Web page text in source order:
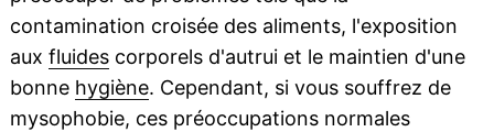
contamination croisée des aliments, l'exposition
aux fluidescorporels d'autrui et le maintien d'une
bonne hygiène. Cependant, si vous souffrez de
mysophobie, ces préoccupations normales